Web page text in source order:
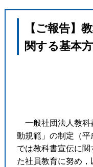
【ご報告】
関する基本
一般社団法人教科
動規範」の制定（
では教科書宣伝に
た社員教育に努め